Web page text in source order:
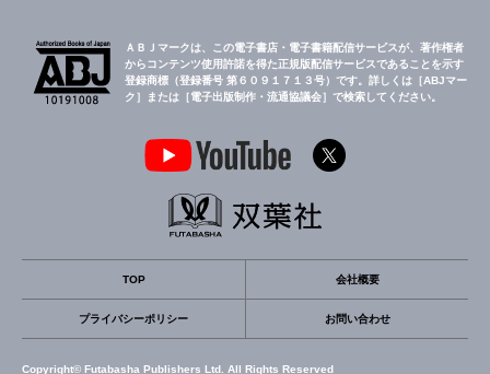
ＡＢＪマークは、この電子書店・電子書籍配信サービスが、著作権者
からコンテンツ使用許諾を得た正規版配信サービスであることを示す
登録商標（登録番号 第６０９１７１３号）です。詳しくは［ABJマー
ク］または［電子出版制作・流通協議会］で検索してください。
TOP 会社概要
プライバシーポリシー お問い合わせ
Copyright© Futabasha Publishers Ltd. All Rights Reserved